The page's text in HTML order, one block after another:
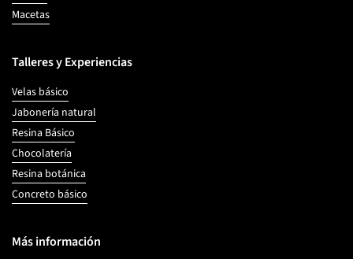
Macetas
Talleres y Experiencias
Velas básico
Jabonería natural
Resina Básico
Chocolatería
Resina botánica
Concreto básico
Más información